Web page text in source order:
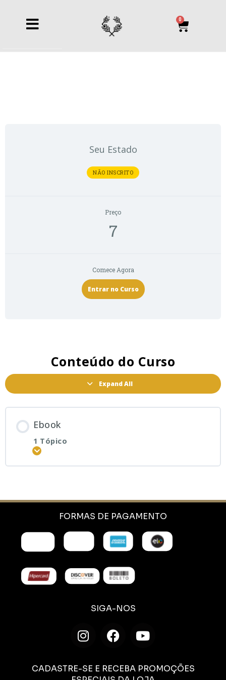
0
Seu Estado
NÃO INSCRITO
Preço
7
Comece Agora
Entrar no Curso
Conteúdo do Curso
Expand All
Ebook
1 Tópico
FORMAS DE PAGAMENTO
SIGA-NOS
CADASTRE-SE E RECEBA PROMOÇÕES